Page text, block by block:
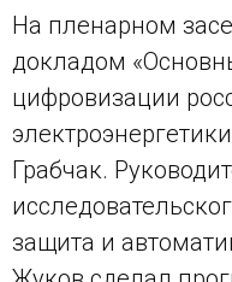
На пленарном
докладом
цифровизации
Грабчак.
защита и